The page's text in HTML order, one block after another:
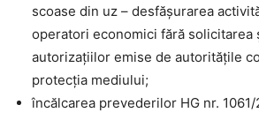
scoase din uz – desfășurarea
operatori economici fără solicitarea
autorizațiilor emise de autoritățile
protecția mediului;
încălcarea prevederilor HG nr.